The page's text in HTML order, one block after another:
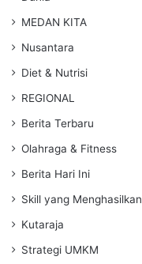
MEDAN KITA
Nusantara
Diet & Nutrisi
REGIONAL
Berita Terbaru
Olahraga & Fitness
Berita Hari Ini
Skill yang Menghasilkan
Kutaraja
Strategi UMKM